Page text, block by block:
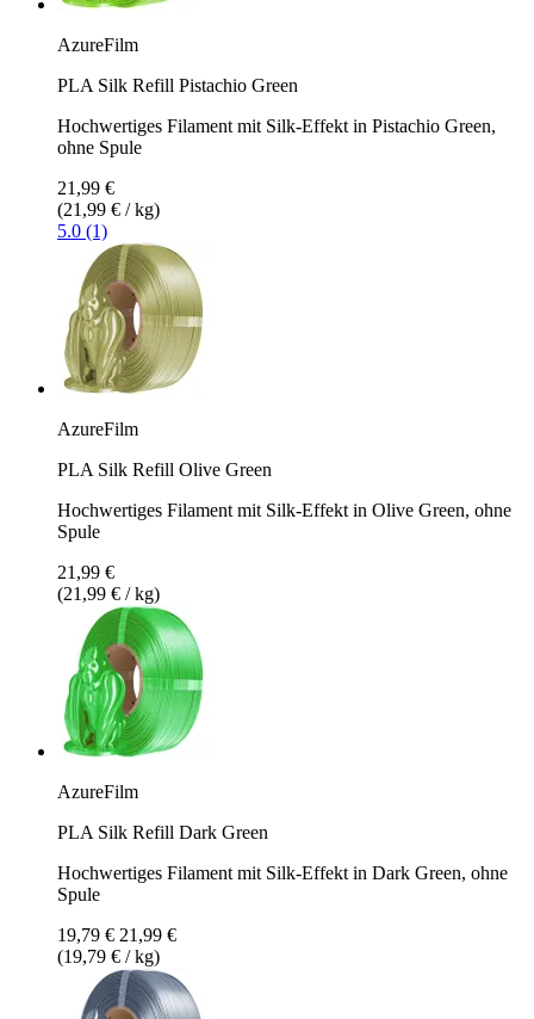
AzureFilm
PLA Silk Refill Pistachio Green
Hochwertiges Filament mit Silk-Effekt in Pistachio Green,
ohne Spule
21,99 €
(21,99 € / kg)
5.0 (1)
AzureFilm
PLA Silk Refill Olive Green
Hochwertiges Filament mit Silk-Effekt in Olive Green, ohne
Spule
21,99 €
(21,99 € / kg)
AzureFilm
PLA Silk Refill Dark Green
Hochwertiges Filament mit Silk-Effekt in Dark Green, ohne
Spule
19,79 € 21,99 €
(19,79 € / kg)